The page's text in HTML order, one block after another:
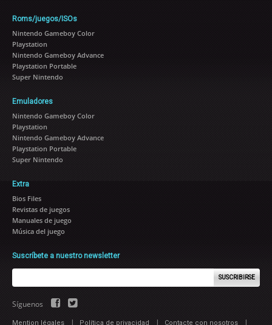
Roms/juegos/ISOs
Nintendo Gameboy Color
Playstation
Nintendo Gameboy Advance
Playstation Portable
Super Nintendo
Emuladores
Nintendo Gameboy Color
Playstation
Nintendo Gameboy Advance
Playstation Portable
Super Nintendo
Extra
Bios Files
Revistas de juegos
Manuales de juego
Música del juego
Suscríbete a nuestro newsletter
SUSCRIBIRSE
Síguenos
Mention légales | Política de privacidad | Contacte con nosotros |